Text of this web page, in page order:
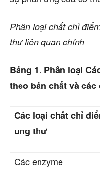
Phân loại chất chỉ
thư liên quan chính
Bảng 1. Phân loại
theo bản chất và
Các loại chất chỉ
ung thư
Các enzyme